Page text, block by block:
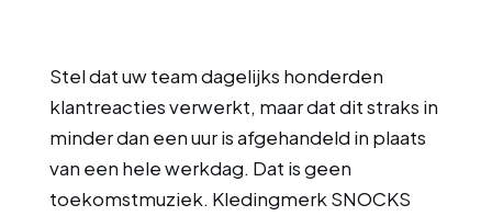
Stel dat uw team dagelijks honderden
klantreacties verwerkt, maar dat dit straks in
minder dan een uur is afgehandeld in plaats
van een hele werkdag. Dat is geen
toekomstmuziek. Kledingmerk SNOCKS